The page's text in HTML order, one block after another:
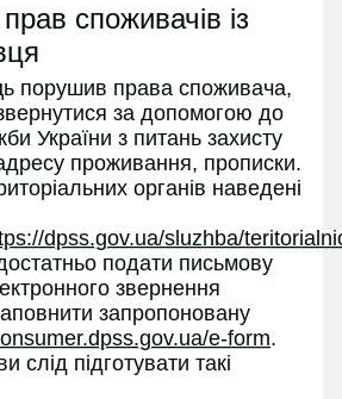
споживачів із
порушив права споживача,
за допомогою до
України з питань захисту
проживання, прописки.
органів наведені
dpss.gov.ua/sluzhba/
подати письмову
звернення
запропоновану
e-form.
слід підготувати такі